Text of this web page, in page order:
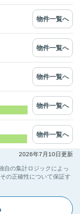
物件一覧へ
物件一覧へ
物件一覧へ
物件一覧へ
物件一覧へ
2026年7月10日更新
自の集計ロジックによっ
の正確性について保証す